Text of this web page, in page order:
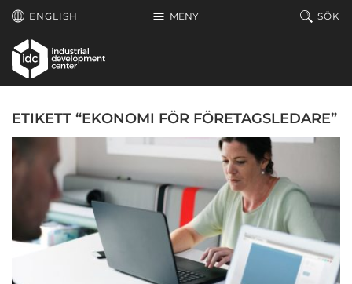
Hoppa till huvudinnehållet
MENY
ENGLISH SÖK
ETIKETT “EKONOMI FÖR FÖRETAGSLEDARE”